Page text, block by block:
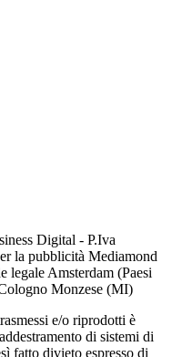
Digital - P.Iva
la pubblicità Mediamond
legale Amsterdam (Paesi
Monzese (MI)
e/o riprodotti è
di sistemi di
fatto divieto espresso di